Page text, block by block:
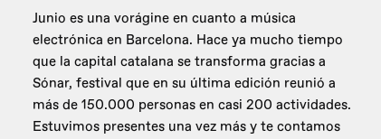
Junio es una vorágine en cuanto a música
electrónica en Barcelona. Hace ya mucho tiempo
que la capital catalana se transforma gracias a
Sónar, festival que en su última edición reunió a
más de 150.000 personas en casi 200 actividades.
Estuvimos presentes una vez más y te contamos